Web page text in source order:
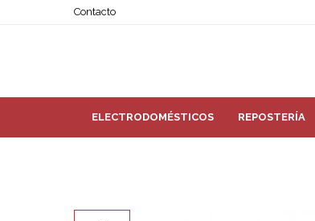
ELECTRODOMÉSTICOS REPOSTERÍA
Contacto